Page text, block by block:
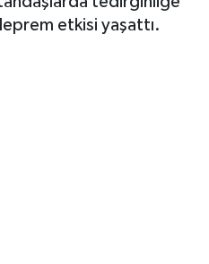
etkisi yaşattı.